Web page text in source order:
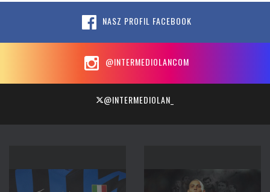
NASZ PROFIL FACEBOOK
@INTERMEDIOLANCOM
@INTERMEDIOLAN_